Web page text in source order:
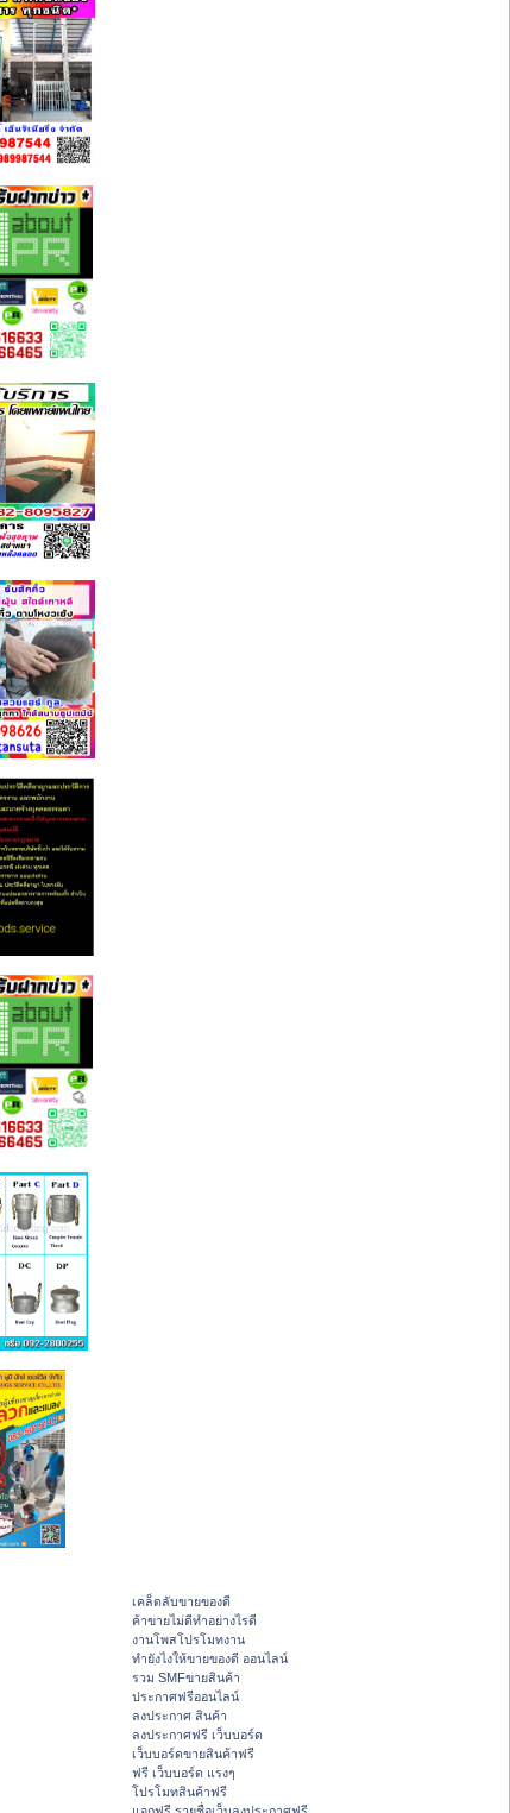
เคล็ดลับขายของดี
ค้าขายไม่ดีทำอย่างไรดี
งานโพสโปรโมทงาน
ทํายังไงให้ขายของดี ออนไลน์
รวม SMFขายสินค้า
ประกาศฟรีออนไลน์
ลงประกาศ สินค้า
ลงประกาศฟรี เว็บบอร์ด
เว็บบอร์ดขายสินค้าฟรี
ฟรี เว็บบอร์ด แรงๆ
โปรโมทสินค้าฟรี